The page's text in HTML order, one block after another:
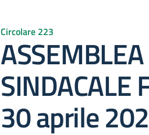
Circolare 223
ASSEMBLEA
SINDACALE
30 aprile